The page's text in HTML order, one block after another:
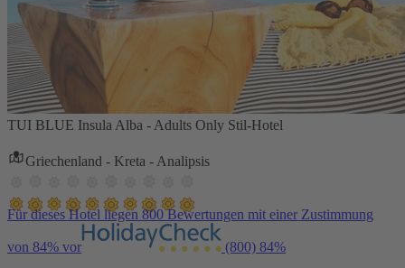
TUI BLUE Insula Alba - Adults Only Stil-Hotel
Griechenland - Kreta - Analipsis
Für dieses Hotel liegen 800 Bewertungen mit einer Zustimmung
von 84% vor (800) 84%